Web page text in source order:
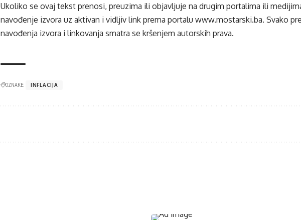
Ukoliko se ovaj tekst prenosi, preuzima ili objavljuje na drugim portalima ili
navođenje izvora uz aktivan i vidljiv link prema portalu www.mostarski.ba. Svako
navođenja izvora i linkovanja smatra se kršenjem autorskih prava.
OZNAKE: INFLACIJA